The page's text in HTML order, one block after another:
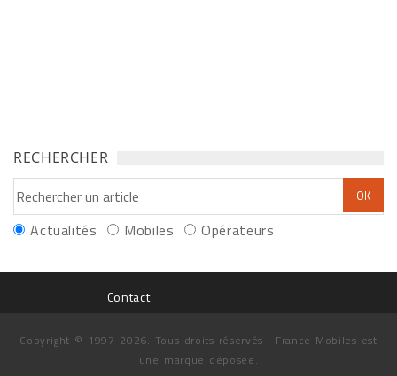
RECHERCHER
Actualités Mobiles Opérateurs
Contact
Copyright © 1997-2026. Tous droits réservés | France Mobiles est
une marque déposée.